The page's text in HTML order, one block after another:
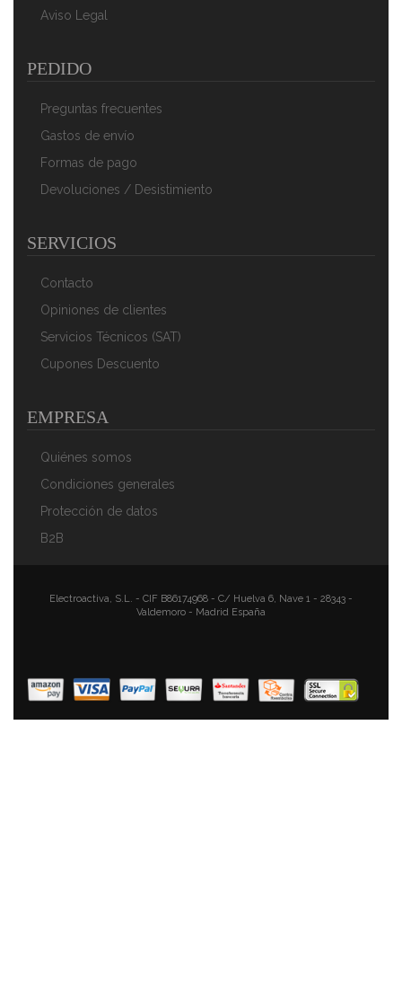
Inducción, Antiadherente PIEDRA
AÑADIR AL CARRITO
Cm, Inducción, Antiadherente PIEDRA Libre De PFOA
AÑADIR AL CARRITO
Aviso Legal
PEDIDO
Preguntas frecuentes
Gastos de envío
Formas de pago
Devoluciones / Desistimiento
SERVICIOS
Contacto
Opiniones de clientes
Servicios Técnicos (SAT)
Cupones Descuento
EMPRESA
Quiénes somos
Condiciones generales
Protección de datos
B2B
Electroactiva, S.L. - CIF B86174968 - C/ Huelva 6, Nave 1 - 28343 -
Valdemoro - Madrid España